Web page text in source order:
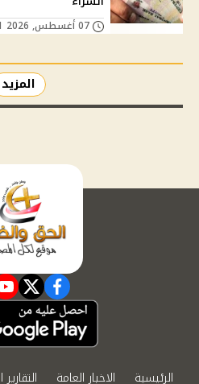
المزيد
facebook
الرئيسية الاخبار العامة